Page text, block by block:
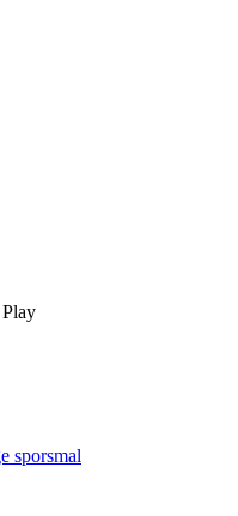
sporsmal